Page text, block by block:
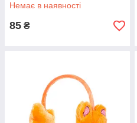
Немає в наявності
85 ₴